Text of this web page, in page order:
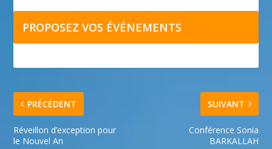
PROPOSEZ VOS ÉVÉNEMENTS
PRÉCÉDENT
Réveillon d’exception pour
le Nouvel An
SUIVANT
Conférence Sonia
BARKALLAH